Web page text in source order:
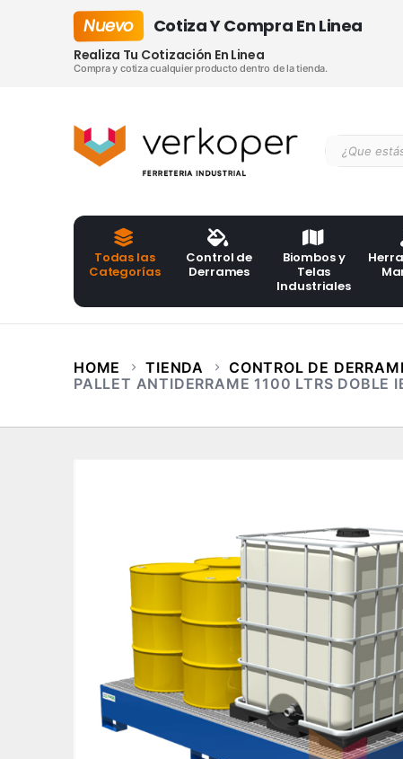
Nuevo Cotiza Y Compra En Linea
Realiza Tu Cotización En Linea
Compra y cotiza cualquier producto dentro de la tienda.
Todas las
Categorías
Control de
Derrames
Biombos y
Telas
Industriales
HOME TIENDA CONTROL DE
PALLET ANTIDERRAME 1100 LTRS DOBLE